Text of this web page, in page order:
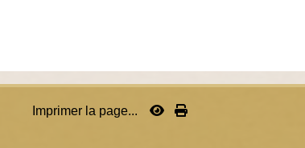
Imprimer la page...